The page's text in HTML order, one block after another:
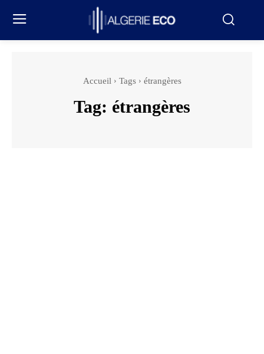
Accueil Tags étrangères
Tag: étrangères